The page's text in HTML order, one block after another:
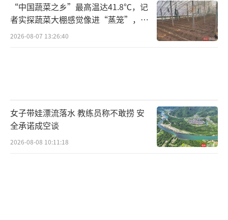
“中国蔬菜之乡”最高温达41.8℃，记
者实探蔬菜大棚感觉像进“蒸笼”，有
村民称只能凌晨两点起来干活
2026-08-07 13:26:40
女子带娃漂流落水 教练员称不敢捞 安
全承诺成空谈
2026-08-08 10:11:18